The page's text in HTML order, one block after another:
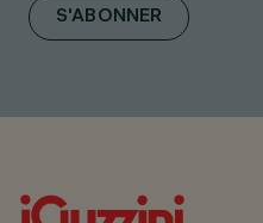
S'ABONNER